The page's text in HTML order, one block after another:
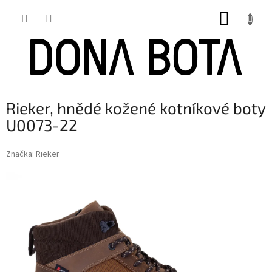
Rieker, hnědé kožené kotníkové boty
U0073-22
Značka: Rieker